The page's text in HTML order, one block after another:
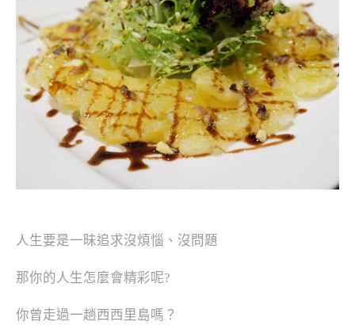
人生要是一昧追求沒煩惱、沒問題
那你的人生怎麼會精彩呢?
你曾走過一趟西西里島嗎？